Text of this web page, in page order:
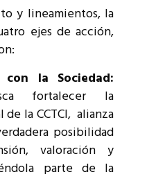
y lineamientos, la
ejes de acción,
con la Sociedad:
fortalecer la
la CCTCI, alianza
posibilidad
valoración y
parte de la